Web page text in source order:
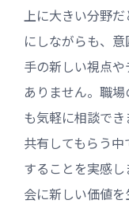
上に大きい分野
にしながらも、
手の新しい視点
ありません。職
も気軽に相談で
共有してもらう
することを実感
会に新しい価値を